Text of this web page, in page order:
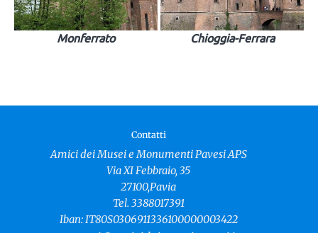
Monferrato Chioggia-Ferrara
Contatti
Amici dei Musei e Monumenti Pavesi APS
Via XI Febbraio, 35
27100,Pavia
Tel. 3388017391
Iban: IT80S0306911336100000003422